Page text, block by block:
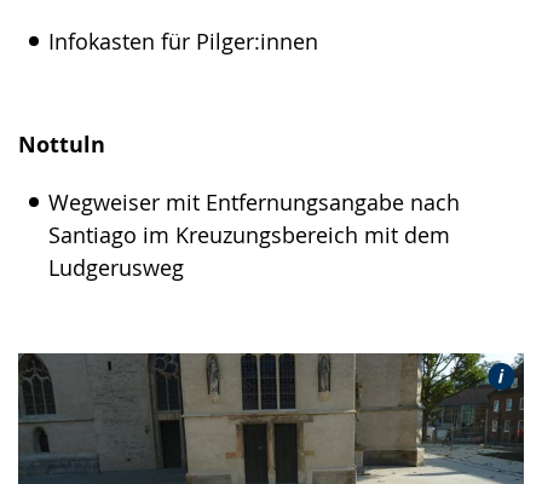
Infokasten für Pilger:innen
Nottuln
Wegweiser mit Entfernungsangabe nach
Santiago im Kreuzungsbereich mit dem
Ludgerusweg